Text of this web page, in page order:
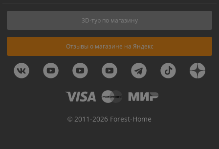
3D-тур по магазину
Отзывы о магазине на Яндекс
© 2011-2026 Forest-Home